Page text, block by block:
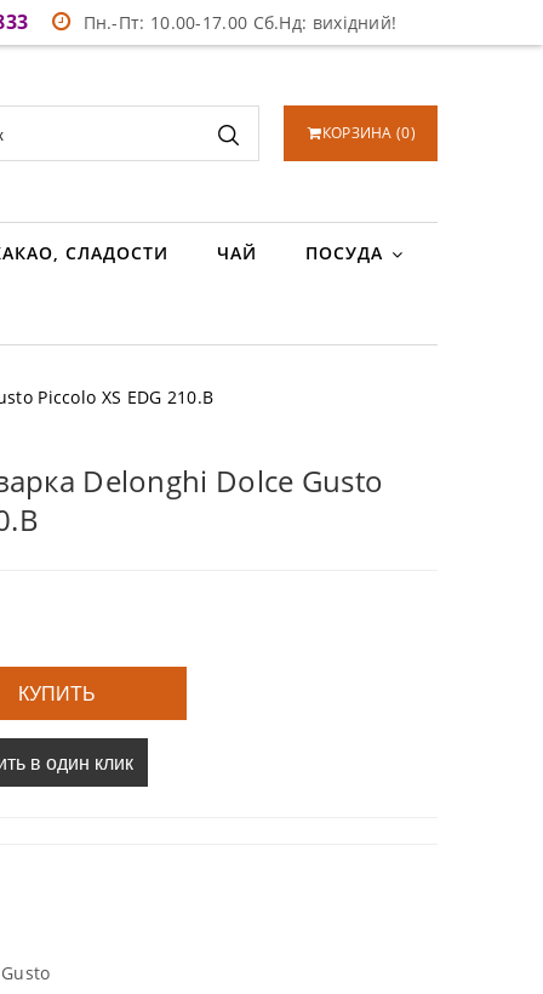
Пн.-Пт: 10.00-17.00 Сб.Нд: вихідний!
КОРЗИНА (0)
СЛАДОСТИ ЧАЙ ПОСУДА
Piccolo XS EDG 210.B
Delonghi Dolce Gusto
КУПИТЬ
в один клик